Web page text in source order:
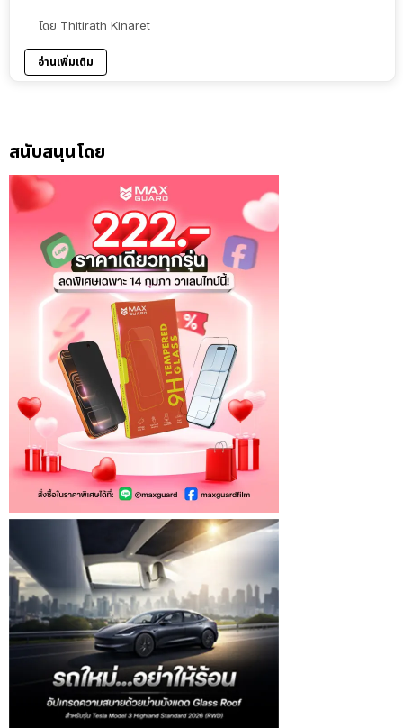
โดย Thitirath Kinaret
อ่านเพิ่มเติม
สนับสนุนโดย